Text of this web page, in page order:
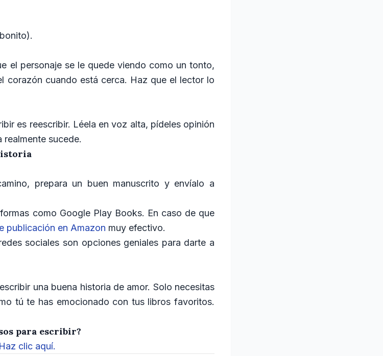
el personaje se le quede viendo como un tonto,
corazón cuando está cerca. Haz que el lector lo
es reescribir. Léela en voz alta, pídeles opinión
sucede.
prepara un buen manuscrito y envíalo a
como Google Play Books. En caso de que
publicación en Amazon muy efectivo.
sociales son opciones geniales para darte a
una buena historia de amor. Solo necesitas
tú te has emocionado con tus libros favoritos.
para escribir?
Haz clic aquí.